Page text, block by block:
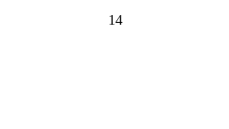
14